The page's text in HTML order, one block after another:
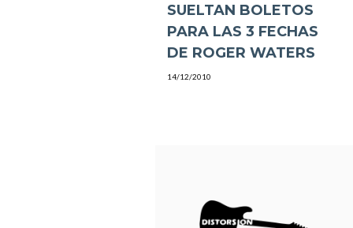
SUELTAN BOLETOS
PARA LAS 3 FECHAS
DE ROGER WATERS
14/12/2010